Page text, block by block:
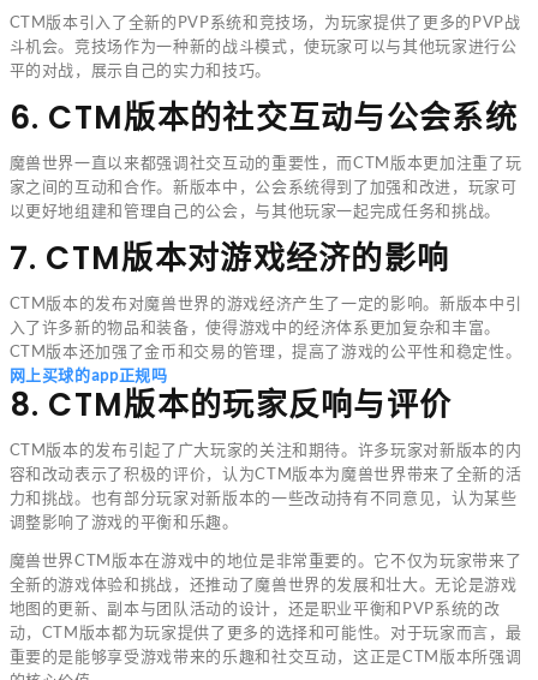
CTM版本引入了全新的PVP系统和竞技场，为玩家提供了更多的PVP战
斗机会。竞技场作为一种新的战斗模式，使玩家可以与其他玩家进行公
平的对战，展示自己的实力和技巧。
6. CTM版本的社交互动与公会系统
魔兽世界一直以来都强调社交互动的重要性，而CTM版本更加注重了玩
家之间的互动和合作。新版本中，公会系统得到了加强和改进，玩家可
以更好地组建和管理自己的公会，与其他玩家一起完成任务和挑战。
7. CTM版本对游戏经济的影响
CTM版本的发布对魔兽世界的游戏经济产生了一定的影响。新版本中引
入了许多新的物品和装备，使得游戏中的经济体系更加复杂和丰富。
CTM版本还加强了金币和交易的管理，提高了游戏的公平性和稳定性。
网上买球的app正规吗
8. CTM版本的玩家反响与评价
CTM版本的发布引起了广大玩家的关注和期待。许多玩家对新版本的内
容和改动表示了积极的评价，认为CTM版本为魔兽世界带来了全新的活
力和挑战。也有部分玩家对新版本的一些改动持有不同意见，认为某些
调整影响了游戏的平衡和乐趣。
魔兽世界CTM版本在游戏中的地位是非常重要的。它不仅为玩家带来了
全新的游戏体验和挑战，还推动了魔兽世界的发展和壮大。无论是游戏
地图的更新、副本与团队活动的设计，还是职业平衡和PVP系统的改
动，CTM版本都为玩家提供了更多的选择和可能性。对于玩家而言，最
重要的是能够享受游戏带来的乐趣和社交互动，这正是CTM版本所强调